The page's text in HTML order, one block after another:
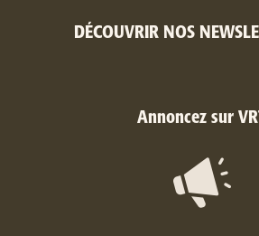
DÉCOUVRIR NOS
Annoncez sur